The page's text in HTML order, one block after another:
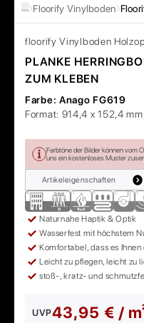
… Floorify Vinylboden
floorify Vinylboden
PLANKE
ZUM KLEBEN
Farbe: Anago FG619
Format: 914,4 x 152,4 mm
Farbtöne der Bilder können vom
uns ein kostenloses Muster
Artikeleigenschaften
Naturnahe Haptik & Optik
Wasserfest mit höchstem
Komfortabel, dass es
Leicht zu pflegen, leicht zu
stoß-, kratz- und
UVP43,95 € /